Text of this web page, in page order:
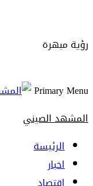
رؤية مبهرة
Primary Menu
المشهد الصيني
الرئيسة
اخبار